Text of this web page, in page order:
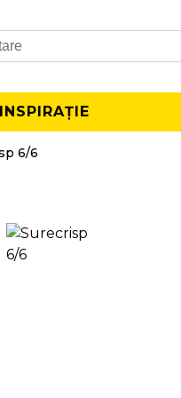
INSPIRAȚIE
6/6